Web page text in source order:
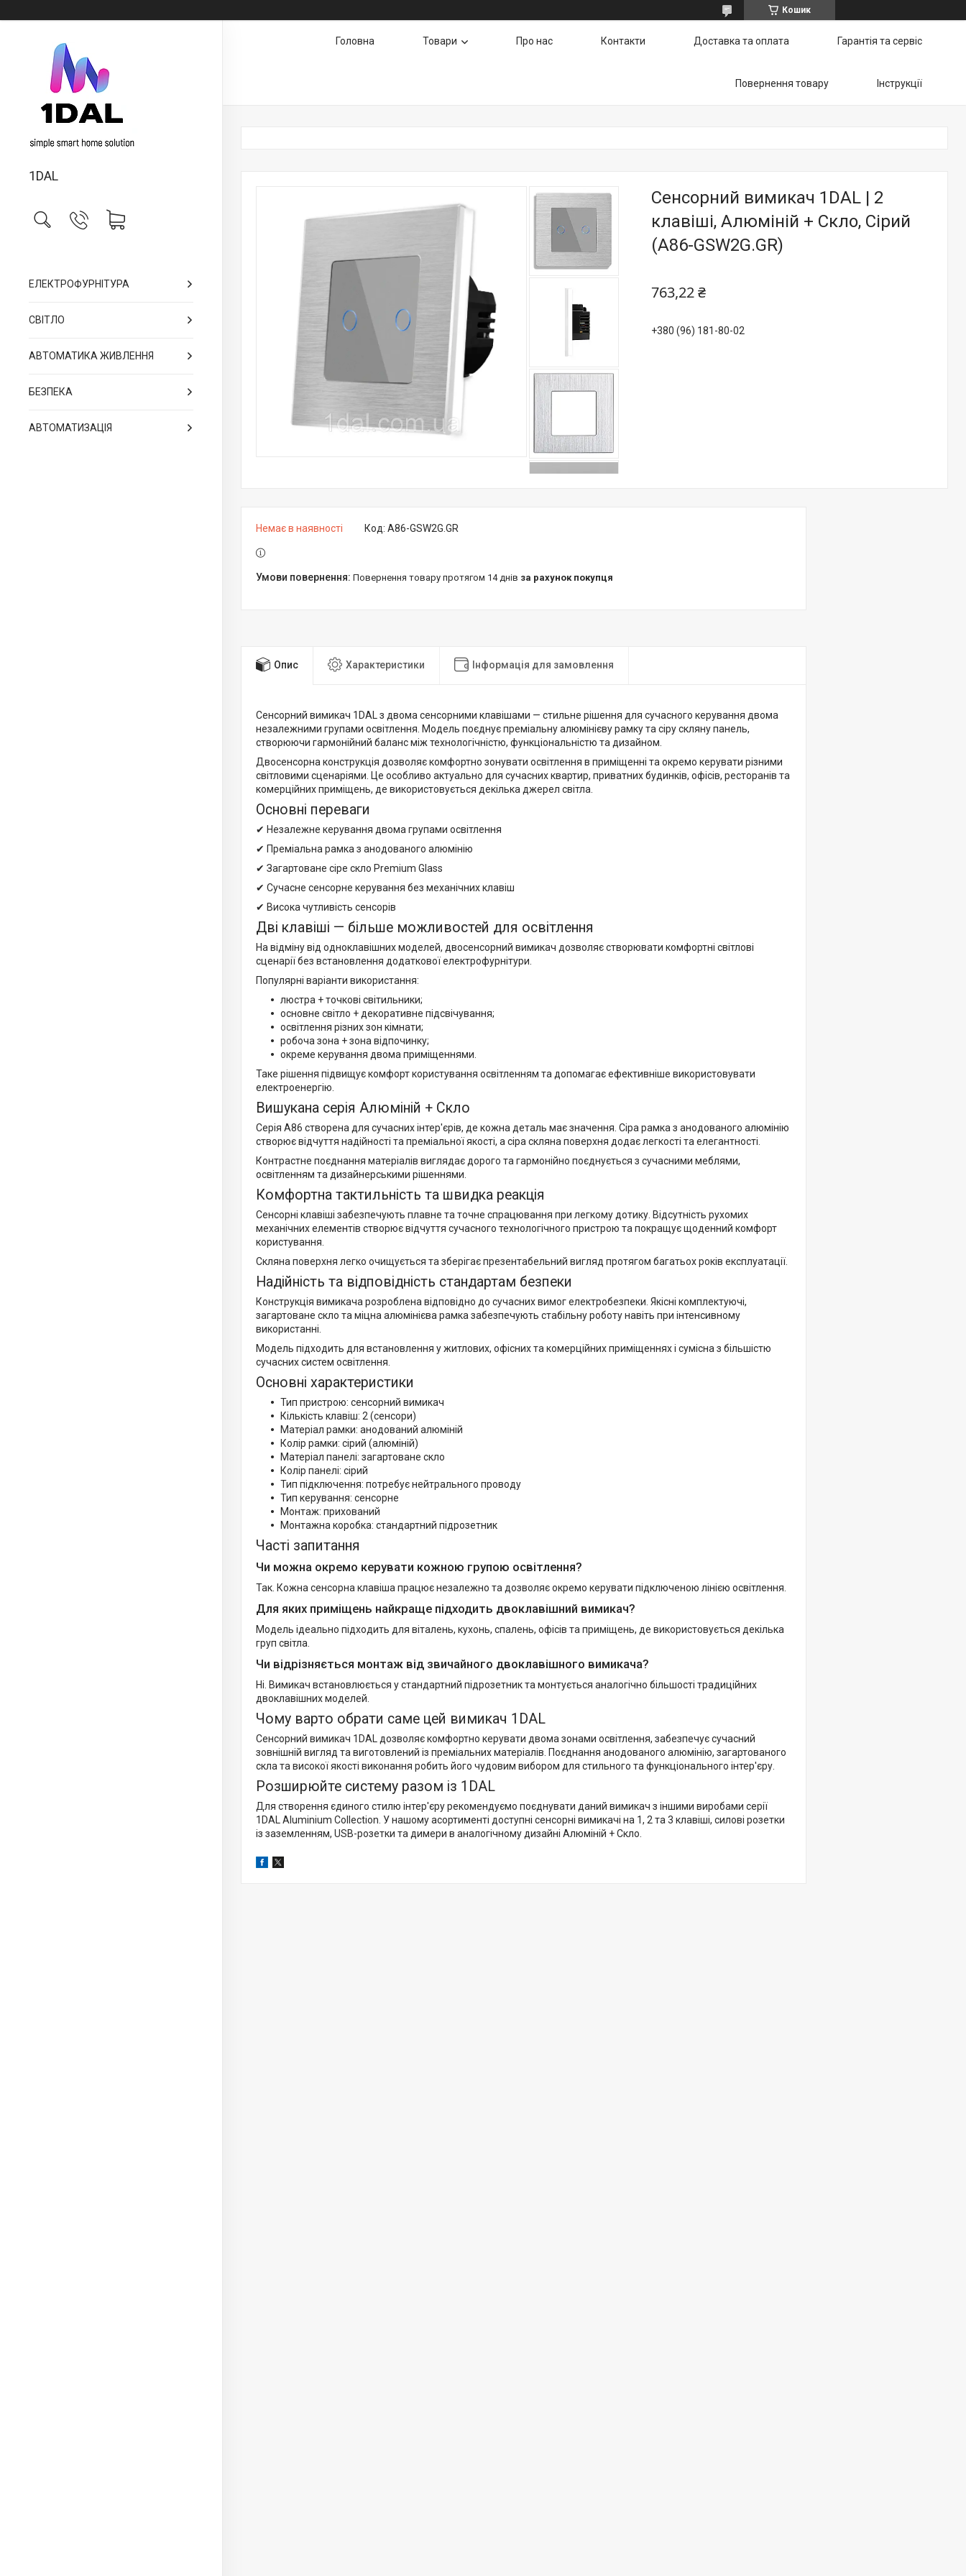
Кошик
1DAL
ЕЛЕКТРОФУРНІТУРА
СВІТЛО
АВТОМАТИКА ЖИВЛЕННЯ
БЕЗПЕКА
АВТОМАТИЗАЦІЯ
Головна Товари Про нас Контакти Доставка та оплата Гарантія та сервіс
Повернення товару Інструкції
Сенсорний вимикач 1DAL | 2
клавіші, Алюміній + Скло, Сірий
(A86-GSW2G.GR)
763,22 ₴
+380 (96) 181-80-02
Немає в наявності Код: A86-GSW2G.GR
повернення товару протягом 14 днів за рахунок покупця
Опис Характеристики Інформація для замовлення
Сенсорний вимикач 1DAL з двома сенсорними клавішами — стильне рішення для сучасного керування двома
незалежними групами освітлення. Модель поєднує преміальну алюмінієву рамку та сіру скляну панель,
створюючи гармонійний баланс між технологічністю, функціональністю та дизайном.
Двосенсорна конструкція дозволяє комфортно зонувати освітлення в приміщенні та окремо керувати різними
світловими сценаріями. Це особливо актуально для сучасних квартир, приватних будинків, офісів, ресторанів та
комерційних приміщень, де використовується декілька джерел світла.
Основні переваги
✔ Незалежне керування двома групами освітлення
✔ Преміальна рамка з анодованого алюмінію
✔ Загартоване сіре скло Premium Glass
✔ Сучасне сенсорне керування без механічних клавіш
✔ Висока чутливість сенсорів
Дві клавіші — більше можливостей для освітлення
На відміну від одноклавішних моделей, двосенсорний вимикач дозволяє створювати комфортні світлові
сценарії без встановлення додаткової електрофурнітури.
Популярні варіанти використання:
люстра + точкові світильники;
основне світло + декоративне підсвічування;
освітлення різних зон кімнати;
робоча зона + зона відпочинку;
окреме керування двома приміщеннями.
Таке рішення підвищує комфорт користування освітленням та допомагає ефективніше використовувати
електроенергію.
Вишукана серія Алюміній + Скло
Серія A86 створена для сучасних інтер'єрів, де кожна деталь має значення. Сіра рамка з анодованого алюмінію
створює відчуття надійності та преміальної якості, а сіра скляна поверхня додає легкості та елегантності.
Контрастне поєднання матеріалів виглядає дорого та гармонійно поєднується з сучасними меблями,
освітленням та дизайнерськими рішеннями.
Комфортна тактильність та швидка реакція
Сенсорні клавіші забезпечують плавне та точне спрацювання при легкому дотику. Відсутність рухомих
механічних елементів створює відчуття сучасного технологічного пристрою та покращує щоденний комфорт
користування.
Скляна поверхня легко очищується та зберігає презентабельний вигляд протягом багатьох років експлуатації.
Надійність та відповідність стандартам безпеки
Конструкція вимикача розроблена відповідно до сучасних вимог електробезпеки. Якісні комплектуючі,
загартоване скло та міцна алюмінієва рамка забезпечують стабільну роботу навіть при інтенсивному
використанні.
Модель підходить для встановлення у житлових, офісних та комерційних приміщеннях і сумісна з більшістю
сучасних систем освітлення.
Основні характеристики
Тип пристрою: сенсорний вимикач
Кількість клавіш: 2 (сенсори)
Матеріал рамки: анодований алюміній
Колір рамки: сірий (алюміній)
Матеріал панелі: загартоване скло
Колір панелі: сірий
Тип підключення: потребує нейтрального проводу
Тип керування: сенсорне
Монтаж: прихований
Монтажна коробка: стандартний підрозетник
Часті запитання
Чи можна окремо керувати кожною групою освітлення?
Так. Кожна сенсорна клавіша працює незалежно та дозволяє окремо керувати підключеною лінією освітлення.
Для яких приміщень найкраще підходить двоклавішний вимикач?
Модель ідеально підходить для віталень, кухонь, спалень, офісів та приміщень, де використовується декілька
груп світла.
Чи відрізняється монтаж від звичайного двоклавішного вимикача?
Ні. Вимикач встановлюється у стандартний підрозетник та монтується аналогічно більшості традиційних
двоклавішних моделей.
Чому варто обрати саме цей вимикач 1DAL
Сенсорний вимикач 1DAL дозволяє комфортно керувати двома зонами освітлення, забезпечує сучасний
зовнішній вигляд та виготовлений із преміальних матеріалів. Поєднання анодованого алюмінію, загартованого
скла та високої якості виконання робить його чудовим вибором для стильного та функціонального інтер'єру.
Розширюйте систему разом із 1DAL
Для створення єдиного стилю інтер'єру рекомендуємо поєднувати даний вимикач з іншими виробами серії
1DAL Aluminium Collection. У нашому асортименті доступні сенсорні вимикачі на 1, 2 та 3 клавіші, силові розетки
із заземленням, USB-розетки та димери в аналогічному дизайні Алюміній + Скло.